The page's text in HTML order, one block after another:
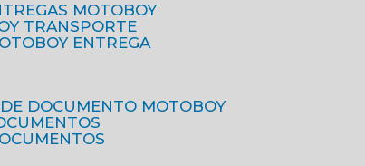
MOTOBOY
TRANSPORTE
ENTREGA
DE DOCUMENTO MOTOBOY